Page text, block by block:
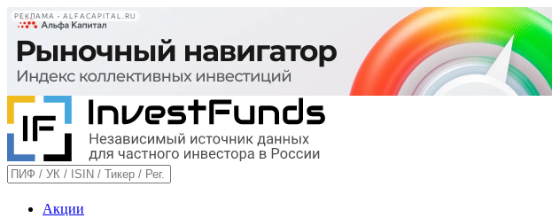
РЕКЛАМА • ALFACAPITAL.RU
Акции